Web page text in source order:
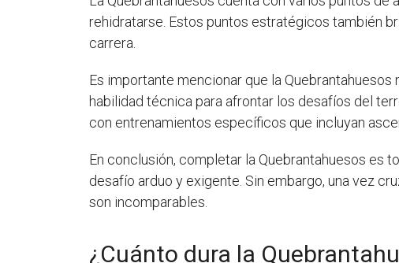
rehidratarse. Estos puntos estratégicos también
carrera.
Es importante mencionar que la
habilidad técnica para afrontar los desafíos del
con entrenamientos específicos que incluyan
En conclusión, completar la Quebrantahuesos es
desafío arduo y exigente. Sin embargo, una vez
son incomparables.
¿Cuánto dura la